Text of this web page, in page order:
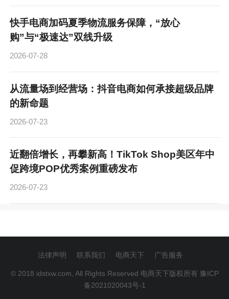
快手电商加码夏季物流服务保障，“放心
购”与“极速达”双线升级
2026-07-28
从流量场到经营场：抖音电商如何承接超级品牌
的新命题
2026-07-23
近翻倍增长，再攀新高！TikTok Shop美区年中
促跨境POP优秀案例重磅发布
2026-07-23
法律声明 联系我们 电商天下 广告服务
© 2018 idstxw.com, All Rights Reserved 电商天下版权所有 豫ICP
备2021020043号-1